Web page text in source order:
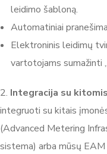
leidimo šabloną.
Automatiniai
Elektroninis leidimų
vartotojams sumažinti
2. Integracija su
integruoti su kitais
(Advanced Metering
sistema) arba mūsų